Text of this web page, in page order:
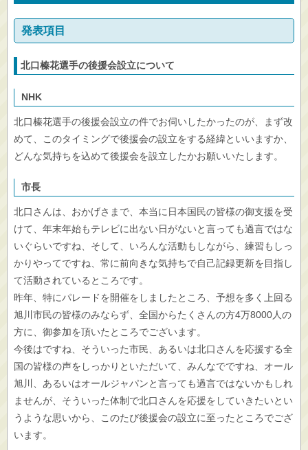
発表項目
北口榛花選手の後援会設立について
NHK
北口榛花選手の後援会設立の件でお伺いしたかったのが、まず改
めて、このタイミングで後援会の設立をする経緯といいますか、
どんな気持ちを込めて後援会を設立したかお願いいたします。
市長
北口さんは、おかげさまで、本当に日本国民の皆様の御支援を受
けて、年末年始もテレビに出ない日がないと言っても過言ではな
いぐらいですね、そして、いろんな活動もしながら、練習もしっ
かりやってですね、常に前向きな気持ちで自己記録更新を目指し
て活動されているところです。
昨年、特にパレードを開催をしましたところ、予想を多く上回る
旭川市民の皆様のみならず、全国からたくさんの方4万8000人の
方に、御参加を頂いたところでございます。
今後はですね、そういった市民、あるいは北口さんを応援する全
国の皆様の声をしっかりといただいて、みんなでですね、オール
旭川、あるいはオールジャパンと言っても過言ではないかもしれ
ませんが、そういった体制で北口さんを応援をしていきたいとい
うような思いから、このたび後援会の設立に至ったところでござ
います。